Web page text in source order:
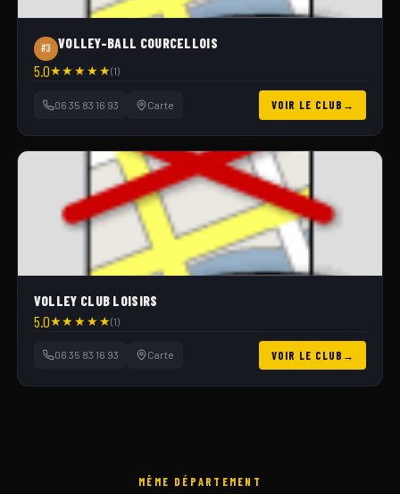
#3 VOLLEY-BALL COURCELLOIS
5.0★★★★★(1)
06 35 83 16 93 Carte VOIR LE CLUB
VOLLEY CLUB LOISIRS
5.0★★★★★(1)
06 35 83 16 93 Carte VOIR LE CLUB
MÊME DÉPARTEMENT